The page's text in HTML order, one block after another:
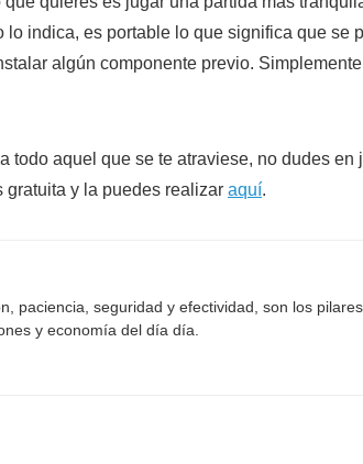
indica, es portable lo que significa que se
algún componente previo.
todo aquel que se te atraviese, no dudes en
gratuita y la puedes realizar aquí.
paciencia, seguridad y efectividad, son los
y economía del día día.